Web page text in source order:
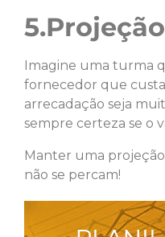
Imagine uma turma
fornecedor que
arrecadação seja
sempre certeza se o
Manter uma
não se percam!